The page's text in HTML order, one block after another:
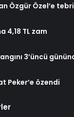
Özgür Özel’e
4,18 TL zam
3’üncü
Peker’e özendi